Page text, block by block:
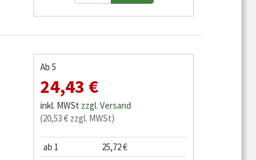
Ab 5
24,43 €
inkl. MWSt zzgl. Versand
(20,53 € zzgl. MWSt)
ab 1
25,72 €